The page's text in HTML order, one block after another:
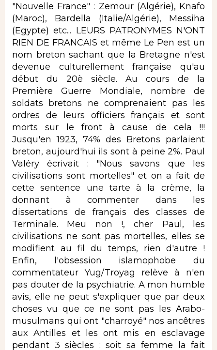
"Nouvelle France" : Zemour (Algérie), Knafo
(Maroc), Bardella (Italie/Algérie), Messiha
(Egypte) etc... LEURS PATRONYMES N'ONT
RIEN DE FRANCAIS et même Le Pen est un
nom breton sachant que la Bretagne n'est
devenue culturellement française qu'au
début du 20è siècle. Au cours de la
Première Guerre Mondiale, nombre de
soldats bretons ne comprenaient pas les
ordres de leurs officiers français et sont
morts sur le front à cause de cela !!!
Jusqu'en 1923, 74% des Bretons parlaient
breton, aujourd'hui ils sont à peine 2%. Paul
Valéry écrivait : "Nous savons que les
civilisations sont mortelles" et on a fait de
cette sentence une tarte à la crème, la
donnant à commenter dans les
dissertations de français des classes de
Terminale. Meu non !, cher Paul, les
civilisations ne sont pas mortelles, elles se
modifient au fil du temps, rien d'autre !
Enfin, l'obsession islamophobe du
commentateur Yug/Troyag relève à n'en
pas douter de la psychiatrie. A mon humble
avis, elle ne peut s'expliquer que par deux
choses vu que ce ne sont pas les Arabo-
musulmans qui ont "charroyé" nos ancêtres
aux Antilles et les ont mis en esclavage
pendant 3 siècles : soit sa femme la fait